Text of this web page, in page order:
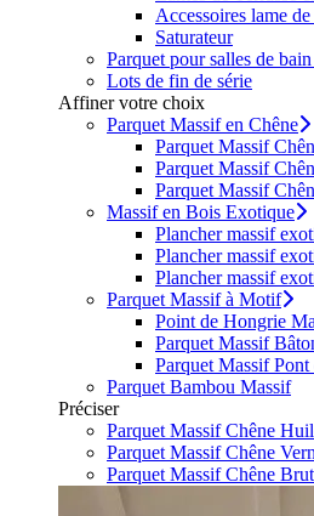
Accessoires lame de
Saturateur
Parquet pour salles de
Lots de fin de série
Affiner votre choix
Parquet Massif en Chêne
Parquet Massif
Parquet Massif
Parquet Massif
Massif en Bois Exotique
Plancher massif
Plancher massif
Plancher massif
Parquet Massif à Motif
Point de Hongrie
Parquet Massif
Parquet Massif Pont
Parquet Bambou Massif
Préciser
Parquet Massif Chêne
Parquet Massif Chêne
Parquet Massif Chêne